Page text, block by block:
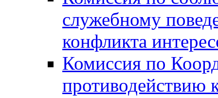
служебному
конфликта
Комиссия по
противодействию